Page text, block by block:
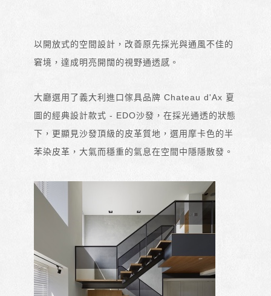
以開放式的空間設計，改善原先採光與通風不佳的
窘境，達成明亮開闊的視野通透感。
大廳選用了義大利進口傢具品牌 Chateau d'Ax 夏
圖的經典設計款式 - EDO沙發，在採光通透的狀態
下，更顯見沙發頂級的皮革質地，選用摩卡色的半
苯染皮革，大氣而穩重的氣息在空間中隱隱散發。